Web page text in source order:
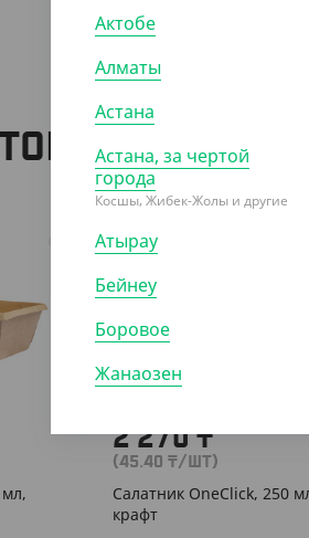
АРТ. 33092
2 270₸
(45.40 ₸/ШТ)
Салатник OneClick, 250
крафт
Актобе
Алматы
Астана
Астана, за чертой
города
Косшы, Жибек-Жолы и другие
Атырау
Бейнеу
Боровое
Жанаозен